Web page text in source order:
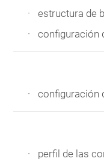
estructura de
configuración
configuración
perfil de las